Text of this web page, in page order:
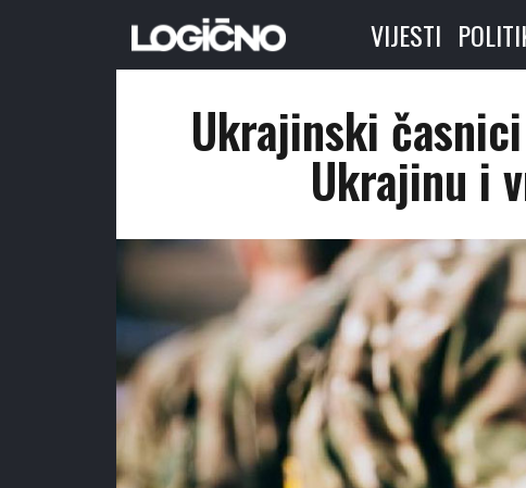
VIJESTI
Ukrajinski
Ukrajinu i